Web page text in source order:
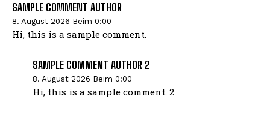
SAMPLE COMMENT AUTHOR
8. August 2026 Beim 0:00
Hi, this is a sample comment.
SAMPLE COMMENT AUTHOR 2
8. August 2026 Beim 0:00
Hi, this is a sample comment. 2